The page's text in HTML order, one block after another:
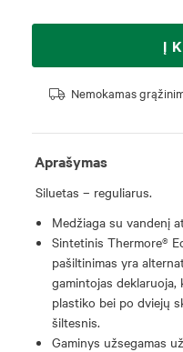
Į
Nemokamas
Aprašymas
Siluetas – reguliarus.
Medžiaga su vandenį
Sintetinis Thermore®
pašiltinimas yra
gamintojas
plastiko bei po dviejų
šiltesnis.
Gaminys užsegamas